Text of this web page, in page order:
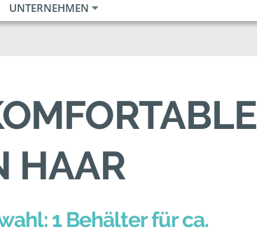
UNTERNEHMEN
HAAR
1 Behälter für ca.